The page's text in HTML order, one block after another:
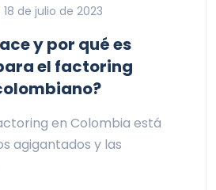
18 de julio de 2023
y por qué es
el factoring
en Colombia está
agigantados y las